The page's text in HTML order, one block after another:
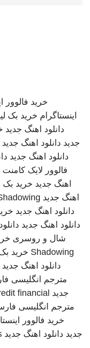
خرید فالوور
اینستاگرام خرید بک
دانلود اهنگ جدید
جدید دانلود اهنگ جدید
دانلود اهنگ جدید
فالوور لایک کامنت
اهنگ جدید خرید بک
اهنگ جدید
دانلود اهنگ جدید
دانلود اهنگ جدید
شال و روسری
Shadowing خرید
دانلود اهنگ جدید
مترجم انگلیسی
جدید financial
مترجم انگلیسی
خرید فالوور
جدید دانلود اهنگ جدید